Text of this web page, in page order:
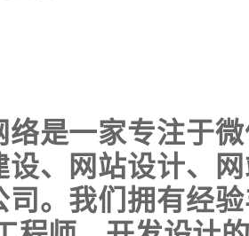
是一家专注于
设、 网站设计、
司。我们拥有经